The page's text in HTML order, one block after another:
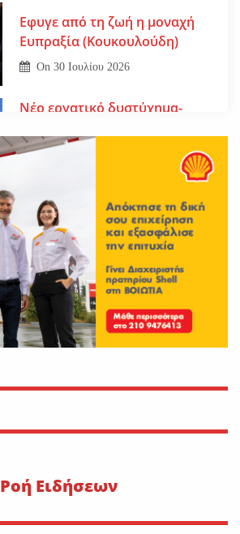
Εφυγε από τη ζωή η μοναχή
Ευπραξία (Κουκουλούδη)
On30 Ιουλίου 2026
Νέο εργατικό δυστύχημα-
τριών παιδιών
Εφυγε από τη ζωή η Αγγελική
Σμυρναίου
On29 Ιουλίου 2026
30 Ιουλίου 1470: Ο Μωάμεθ ο
Β’ στη Λιβαδειά
Η METLEN υπογράφει
προμήθειας γαλλίου
“Εφυγε” ο Ιωάννης Δ.
Κωλέττης σε ηλικία 55 ετών
Pοή Ειδήσεων